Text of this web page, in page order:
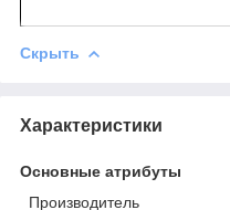
Скрыть
Характеристики
Основные атрибуты
Производитель